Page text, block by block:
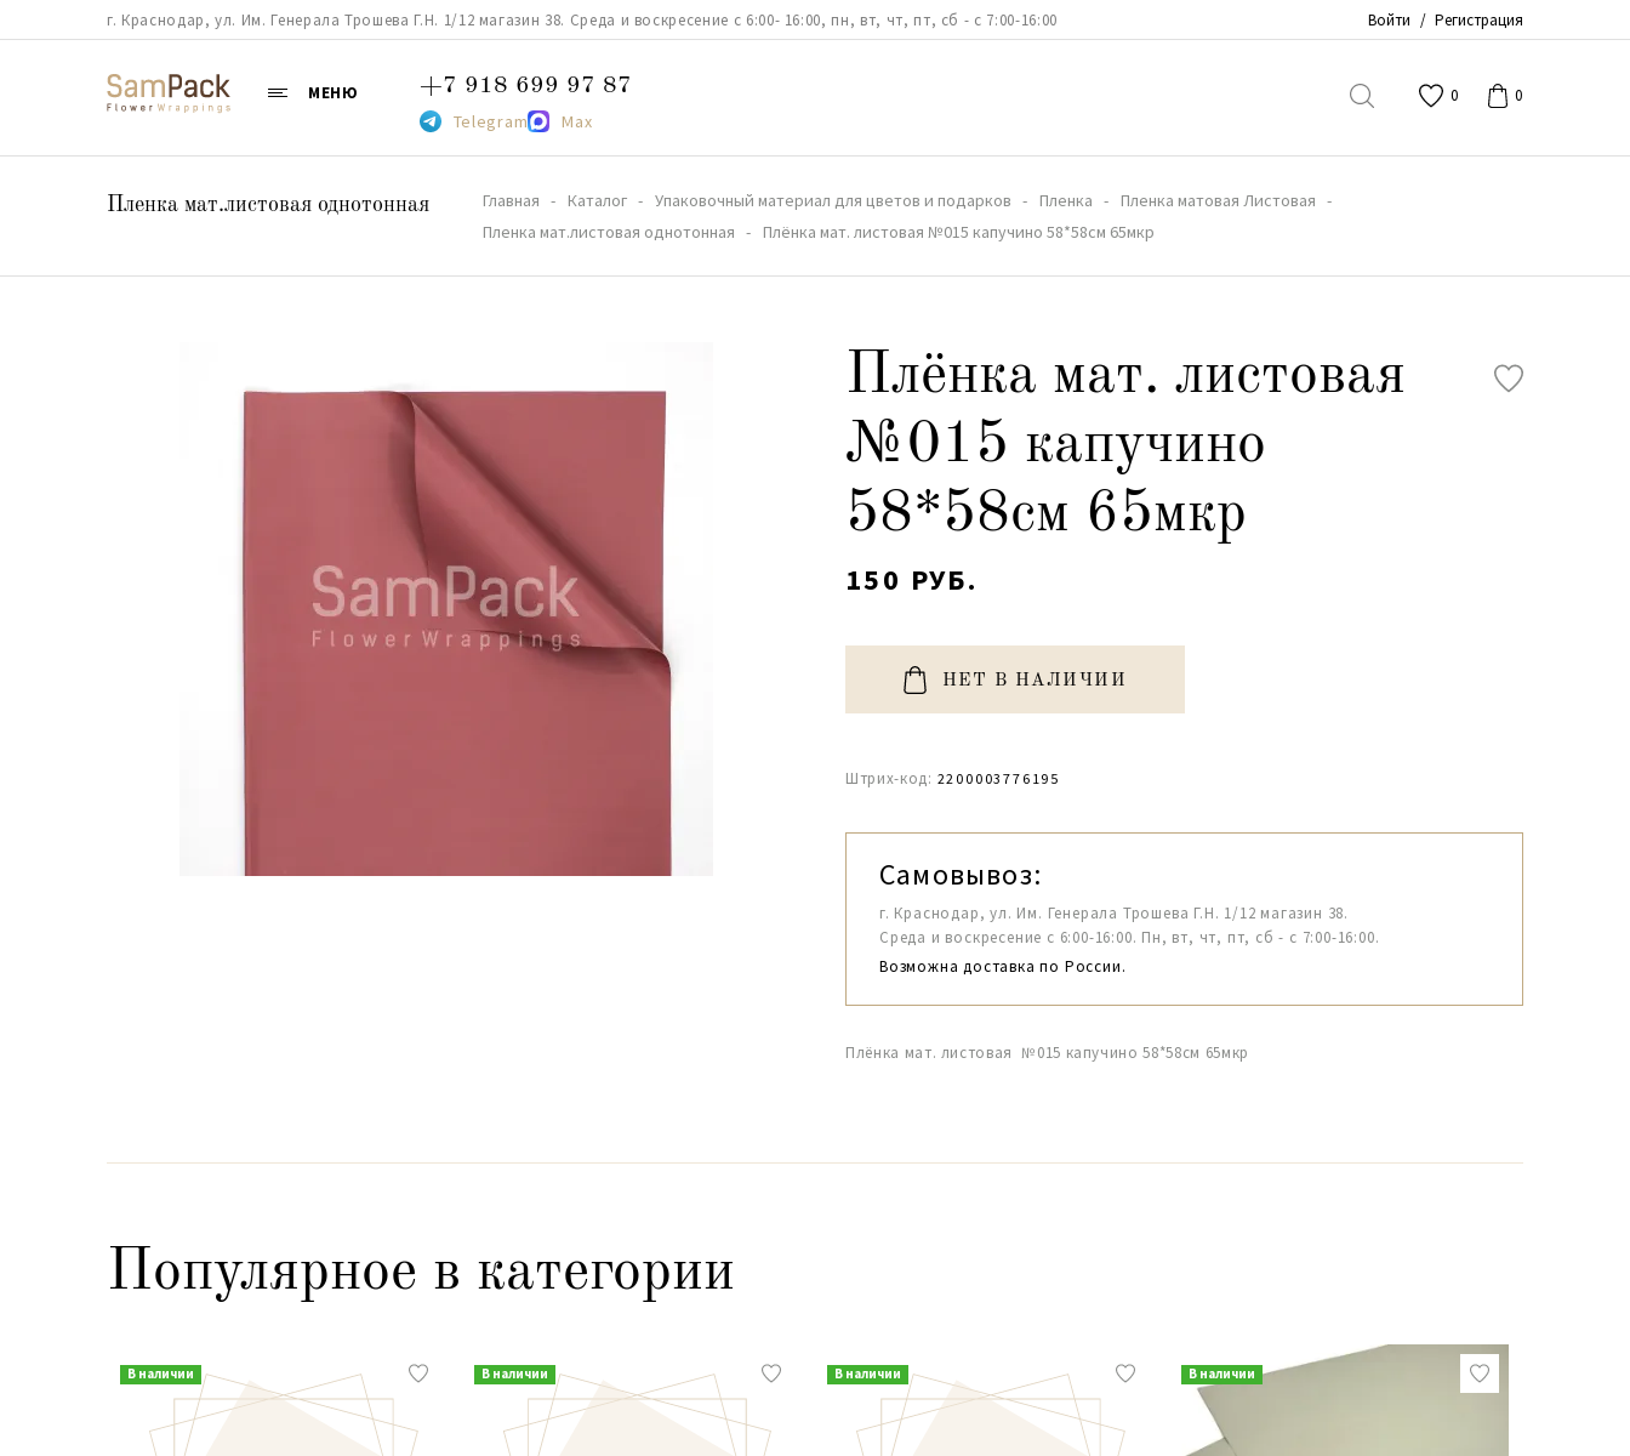
г. Краснодар, ул. Им. Генерала Трошева Г.Н. 1/12 магазин 38. Среда и воскресение с 6:00- 16:00, пн, вт, чт, пт, сб - с 7:00-16:00 Войти / Регистрация
МЕНЮ +7 918 699 97 87
Telegram Max
0 0
Пленка мат.листовая однотонная Главная Каталог Упаковочный материал для цветов и подарков Пленка
Пленка матовая Листовая
Пленка мат.листовая однотонная
Плёнка мат. листовая №015 капучино 58*58см 65мкр
Плёнка мат. листовая
№015 капучино
58*58см 65мкр
150 РУБ.
НЕТ В НАЛИЧИИ
Штрих-код: 2200003776195
Самовывоз:
г. Краснодар, ул. Им. Генерала Трошева Г.Н. 1/12 магазин 38.
Среда и воскресение с 6:00-16:00. Пн, вт, чт, пт, сб - с 7:00-16:00.
Возможна доставка по России.
Плёнка мат. листовая №015 капучино 58*58см 65мкр
Популярное в категории
В наличии В наличии В наличии В наличии